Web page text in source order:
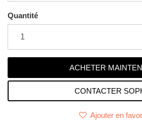
Quantité
CONTACTER
Ajouter en